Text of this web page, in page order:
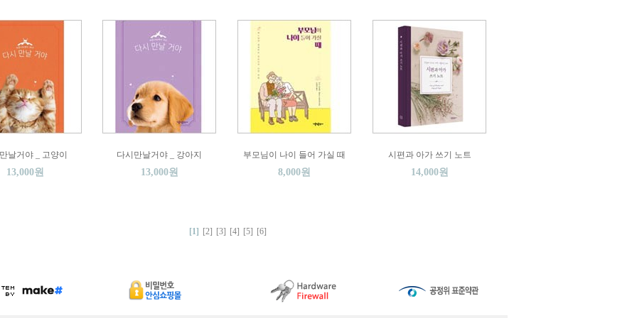
날거야 _ 고양이
13,000원
다시만날거야 _ 강아지
13,000원
부모님이 나이 들어 가실 때
8,000원
시편과 아가 쓰기 노트
14,000원
[1] [2] [3] [4] [5] [6]